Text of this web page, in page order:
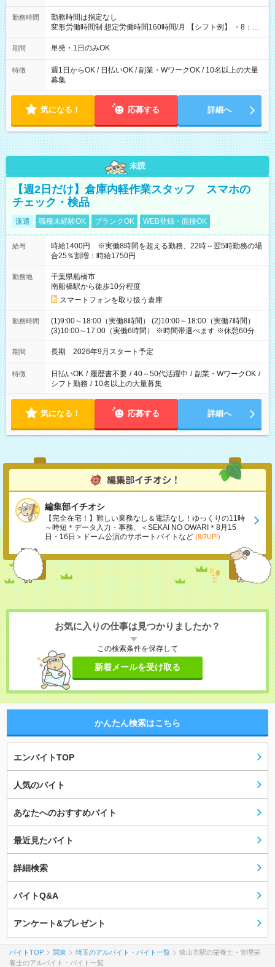
勤務時間
勤務時間は指定なし
変形労働時間制 想定労働時間160時間/月 【シフト例】 ・8：00
～21：00
期間 単発・1日のみOK
特徴
週1日からOK / 日払いOK / 副業・WワークOK / 10名以上の大量
募集
気になる！ 応募する 詳細へ
未読
【週2日だけ】倉庫内軽作業スタッフ スマホの
チェック・検品
派遣 職種未経験OK ブランクOK WEB登録・面接OK
給与
時給1400円 ※実働8時間を超える勤務、22時～翌5時勤務の場
合25％割増：時給1750円
勤務地
千葉県船橋市
南船橋駅から徒歩10分程度
スマートフォンを取り扱う倉庫
勤務時間
(1)9:00～18:00（実働8時間） (2)10:00～18:00（実働7時間）
(3)10:00～17:00（実働6時間） ※時間帯選べます ※休憩60分
期間 長期 2026年9月スタート予定
特徴 日払いOK / 履歴書不要 / 40～50代活躍中 / 副業・WワークOK /
シフト勤務 / 10名以上の大量募集
気になる！ 応募する 詳細へ
編集部イチオシ
【完全在宅！】難しい業務なし＆電話なし！ゆっくりの11時
～時短＊データ入力・事務、＜SEKAI NO OWARI＊8月15
日・16日＞ドーム公演のサポートバイトなど (8/7UP!)
お気に入りの仕事は見つかりましたか？
この検索条件を保存して
新着メールを受け取る
かんたん検索はこちら
エンバイトTOP
人気のバイト
あなたへのおすすめバイト
最近見たバイト
詳細検索
バイトQ&A
アンケート&プレゼント
バイトTOP 関東 埼玉のアルバイト・バイト一覧
狭山市駅の栄養士・管理栄
養士のアルバイト・バイト一覧